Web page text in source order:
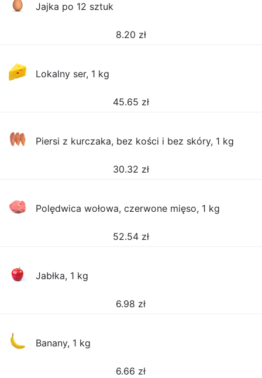
Jajka po 12 sztuk
8.20 zł
Lokalny ser, 1 kg
45.65 zł
Piersi z kurczaka, bez kości i bez skóry, 1 kg
30.32 zł
Polędwica wołowa, czerwone mięso, 1 kg
52.54 zł
Jabłka, 1 kg
6.98 zł
Banany, 1 kg
6.66 zł